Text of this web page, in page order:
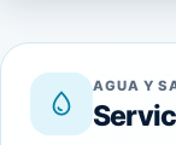
AGUA Y